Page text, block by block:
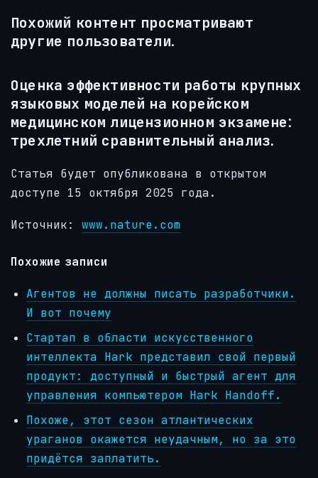
Похожий контент просматривают
другие пользователи.
Оценка эффективности работы крупных
языковых моделей на корейском
медицинском лицензионном экзамене:
трехлетний сравнительный анализ.
Статья будет опубликована в открытом
доступе 15 октября 2025 года.
Источник: www.nature.com
Похожие записи
Агентов не должны писать разработчики.
И вот почему
Стартап в области искусственного
интеллекта Hark представил свой первый
продукт: доступный и быстрый агент для
управления компьютером Hark Handoff.
Похоже, этот сезон атлантических
ураганов окажется неудачным, но за это
придётся заплатить.